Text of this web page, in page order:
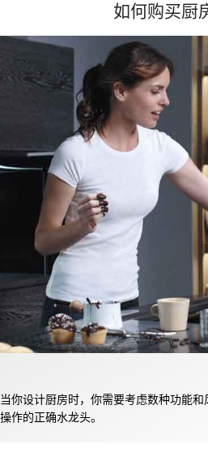
如何购买厨
当你设计厨房时，你需要考虑数种功能
操作的正确水龙头。